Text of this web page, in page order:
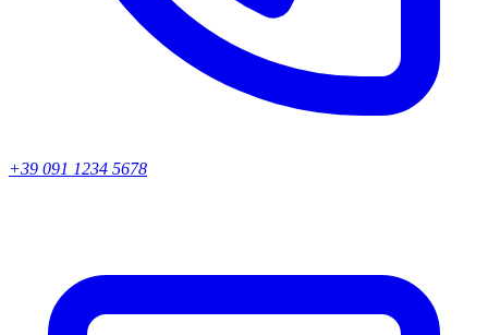
+39 091 1234 5678